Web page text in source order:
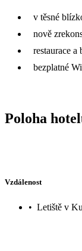
v těsné
nově
restaurace
bezplatné
Poloha
Vzdálenost
• Letiště v